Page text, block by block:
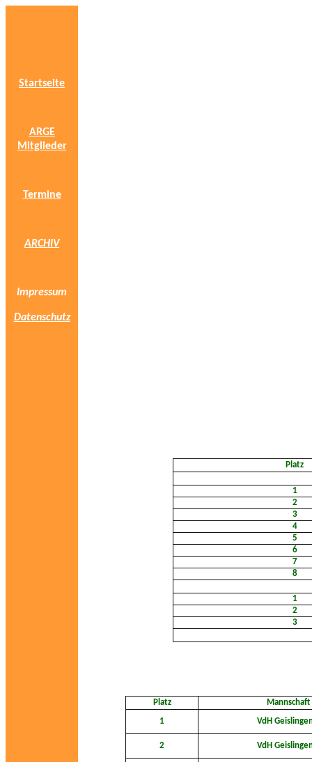
Startseite
ARGE
Mitglieder
Termine
ARCHIV
Impressum
Datenschutz
Platz
1
2
3
4
5
6
7
8
1
2
3
Platz Mannschaft
1 VdH
2 VdH